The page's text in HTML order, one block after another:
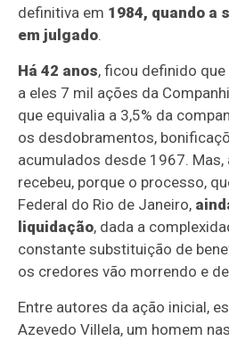
definitiva em 1984, quando a
em julgado.
Há 42 anos, ficou definido
a eles 7 mil ações da
que equivalia a 3,5% da
os desdobramentos,
acumulados desde 1967. Mas,
recebeu, porque o processo,
Federal do Rio de Janeiro,
liquidação, dada a
constante substituição de
os credores vão morrendo e
Entre autores da ação inicial,
Azevedo Villela, um homem